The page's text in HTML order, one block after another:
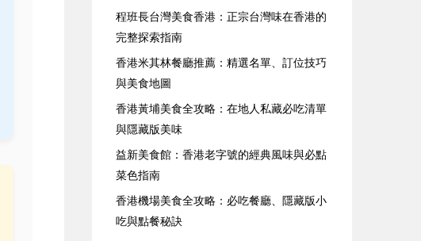
程班長台灣美食香港：正宗台灣味在香港的
完整探索指南
香港米其林餐廳推薦：精選名單、訂位技巧
與美食地圖
香港黃埔美食全攻略：在地人私藏必吃清單
與隱藏版美味
益新美食館：香港老字號的經典風味與必點
菜色指南
香港機場美食全攻略：必吃餐廳、隱藏版小
吃與點餐秘訣